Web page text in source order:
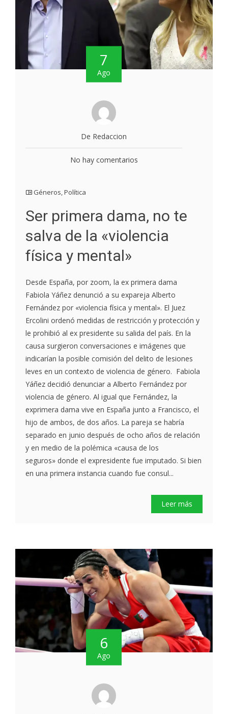
7
Ago
De Redaccion
No hay comentarios
Géneros,Política
Ser primera dama, no te
salva de la «violencia
física y mental»
Desde España, por zoom, la ex primera dama
Fabiola Yáñez denunció a su expareja Alberto
Fernández por «violencia física y mental». El Juez
Ercolini ordenó medidas de restricción y protección y
le prohibió al ex presidente su salida del país. En la
causa surgieron conversaciones e imágenes que
indicarían la posible comisión del delito de lesiones
leves en un contexto de violencia de género. Fabiola
Yáñez decidió denunciar a Alberto Fernández por
violencia de género. Al igual que Fernández, la
exprimera dama vive en España junto a Francisco, el
hijo de ambos, de dos años. La pareja se habría
separado en junio después de ocho años de relación
y en medio de la polémica «causa de los
seguros» donde el expresidente fue imputado. Si bien
en una primera instancia cuando fue consul...
Leer más
6
Ago